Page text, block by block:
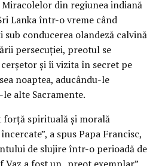
din regiunea indiană
Lanka într-o vreme când
conducerea olandeză calvină
persecuţiei, preotul se
şi îi vizita în secret pe
noaptea, aducându-le
alte Sacramente.
forţă spirituală şi morală
a spus Papa Francisc,
de slujire într-o perioadă de